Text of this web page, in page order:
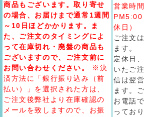
商品もございます。取り寄せ
の場合、お届けまで通常1週間
～10日ほどかかります。ま
た、ご注文のタイミングによ
って在庫切れ・廃盤の商品も
ございますので、ご注文前に
お問い合わせください。
※決
済方法に「銀行振り込み（前
払い）」を選択された方は、
ご注文後弊社より在庫確認の
メールを致しますので、お振
営業時
PM5:00
休日）
ご注文
ます。
定休日
いたご
信は翌
ます。
お電話
ってお